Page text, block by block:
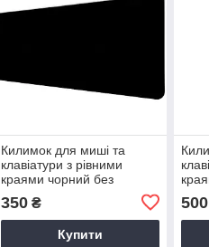
Килимок для миші та
клавіатури з рівними
краями чорний без
малюнка 800х400х3 мм
350₴
Купити
500